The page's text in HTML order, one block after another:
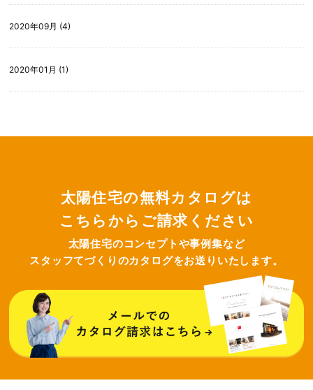
2020年09月 (4)
2020年01月 (1)
太陽住宅の無料カタログは
こちらからご請求ください
太陽住宅のコンセプトや事例集など
スタッフてづくりのカタログをお送りいたします。